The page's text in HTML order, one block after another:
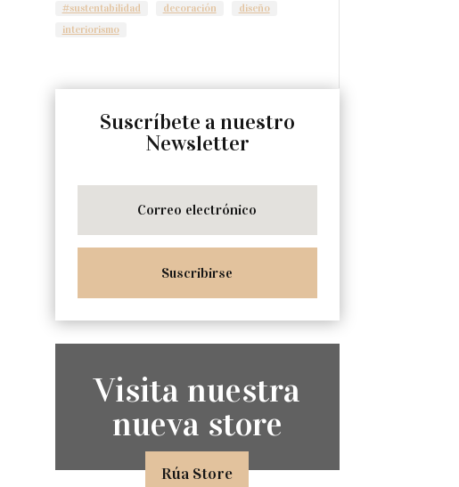
#sustentabilidad
decoración
diseño
interiorismo
Suscríbete a nuestro
Newsletter
Suscribirse
Visita nuestra
nueva store
Rúa Store